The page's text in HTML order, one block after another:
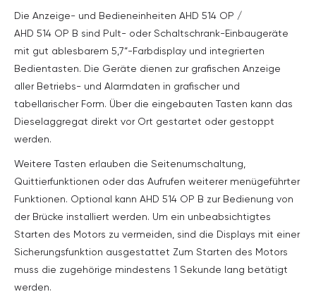
Die Anzeige- und Bedieneinheiten AHD 514 OP /
AHD 514 OP B sind Pult- oder Schaltschrank-Einbaugeräte
mit gut ablesbarem 5,7“-Farbdisplay und integrierten
Bedientasten. Die Geräte dienen zur grafischen Anzeige
aller Betriebs- und Alarmdaten in grafischer und
tabellarischer Form. Über die eingebauten Tasten kann das
Dieselaggregat direkt vor Ort gestartet oder gestoppt
werden.
Weitere Tasten erlauben die Seitenumschaltung,
Quittierfunktionen oder das Aufrufen weiterer menügeführter
Funktionen. Optional kann AHD 514 OP B zur Bedienung von
der Brücke installiert werden. Um ein unbeabsichtigtes
Starten des Motors zu vermeiden, sind die Displays mit einer
Sicherungsfunktion ausgestattet Zum Starten des Motors
muss die zugehörige mindestens 1 Sekunde lang betätigt
werden.